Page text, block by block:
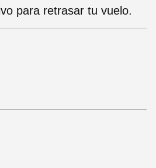
para retrasar tu vuelo.